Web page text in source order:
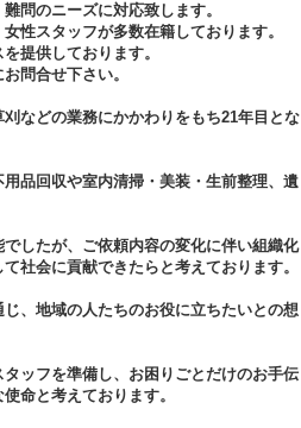
問のニーズに対応致します。
性スタッフが多数在籍しております。
提供しております。
問合せ下さい。
などの業務にかかわりをもち21年目とな
品回収や室内清掃・美装・生前整理、遺
したが、ご依頼内容の変化に伴い組織化
社会に貢献できたらと考えております。
、地域の人たちのお役に立ちたいとの想
ッフを準備し、お困りごとだけのお手伝
命と考えております。